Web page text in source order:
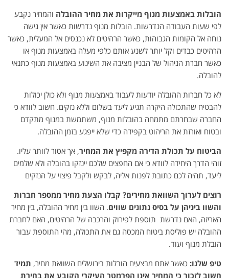
הובלות באמצעות מנוף מייקרות את מחיר ההובלה והמחיר נקבע
לפי שעות העבודה הנדרשות. הובלות מנוף נדרשות כאשר אין גישה
נוחה אל הקומות הגבוהות, כאשר הרהיטים לא נכנסים אל המעלית, כאשר
הרהיטים כבדים וקל יותר לשנע אותם כלפי מעלה באמצעות מנוף או
כאשר חברת הניהול של הבניין מציבה את השינוע באמצעות מנוף כתנאי
להובלה.
לא כל חברות ההובלה יודעות לעבוד באמצעות מנוף ולא כולן יכולות
להבטיח שהתכולה היקרה תגיע ליעד בשלום וללא נזקים. חשוב לוודא כי
החברה שבחרתם מתמחה בהובלות מנוף, משתמשת במנוף מתקדם
ובטוח ואורזת את הריהוט בקפידה כדי שלא ייפגע בזמן ההובלה.
הביטוח על תכולת הדירה מקפיץ את המחיר, אך אסור לוותר עליו.
זוהי הדרך היחידה לוודא כי אם החפצים שלכם יינזקו בהובלה ולא שלמים
ליעד, תהיה לכם כתובת לפנות אליה, לבקש ולקבל פיצוי על הנזקים
רוצים לערוך השוואת מחירים? קבלו הצעת מחיר ממספר חברות
והשוו ביניהן על בסיס נתונים שווים. השוו בין מחיר ההובלה, בין מחיר
האריזה, האם נדרשת תוספת לפירוק והרכבה של הרהיטים, האם לחברת
ההובלה יש פוליסת ביטוח המכסה גם את התכולה, מהי התוספת עבור
הובלת מנוף ועוד.
טיפ שלנו: כאשר אתם מבצעים הובלות בירושלים השוואת מחיר, תמיד
חשוב לזכור כי המחיר אינו הפרמטר העיקרי הקובע את בחירת